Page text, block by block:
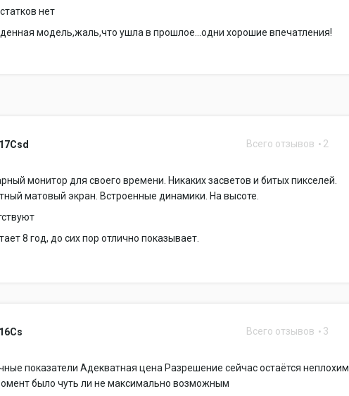
нет
модель,жаль,что ушла в прошлое...одни хорошие впечатления!
Всего отзывов 2
монитор для своего времени. Никаких засветов и битых пикселей.
матовый экран. Встроенные динамики. На высоте.
8 год, до сих пор отлично показывает.
Всего отзывов 3
показатели Адекватная цена Разрешение сейчас остаётся
было чуть ли не максимально возможным